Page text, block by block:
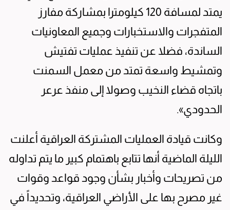
يمتد لمسافة 120 كيلومترا بمشاركة مفارز
المتفجرات والاستخبارات وجميع المعاونيات
الساندة، فضلا عن تنفيذ عمليات تفتيش
وتمشيط واسعة تمتد من معمل السمنت
باتجاه قضاء النخيب وصولا إلى منفذ عرعر
الحدودي».
وكانت قيادة العمليات المشتركة العراقية أعلنت
الليلة الماضية أنها تتابع باهتمام كبير ما يتم تداوله
من تصريحات وأخبار بشأن وجود قواعد وقوات
غير مصرح بها على الأراضي العراقية، وتحديداً في